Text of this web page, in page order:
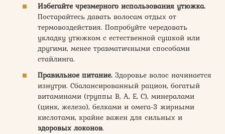
Избегайте чрезмерного использования утюжка.
Постарайтесь давать волосам отдых от
термовоздействия. Попробуйте чередовать
укладку утюжком с естественной сушкой или
другими, менее травматичными способами
стайлинга.
Правильное питание. Здоровье волос начинается
изнутри. Сбалансированный рацион, богатый
витаминами (группы В, А, Е, С), минералами
(цинк, железо), белками и омега-3 жирными
кислотами, крайне важен для сильных и
здоровых локонов.